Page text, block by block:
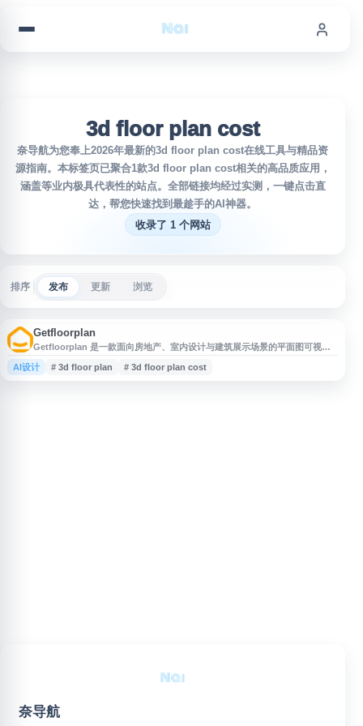
3d floor plan cost
奈导航为您奉上2026年最新的3d floor plan cost在线工具与精品资
源指南。本标签页已聚合1款3d floor plan cost相关的高品质应用，
涵盖等业内极具代表性的站点。全部链接均经过实测，一键点击直
达，帮您快速找到最趁手的AI神器。
收录了 1 个网站
排序 发布 更新 浏览
Getfloorplan
Getfloorplan 是一款面向房地产、室内设计与建筑展示场景的平面图可视化
工具，支持将 2D floor plan 转换为带家具的 3D 渲染图和虚拟导览内容。用
户可上传户型图，生成用于房源展示、销售推广或设计沟通的 3D floor
AI设计 # 3d floor plan # 3d floor plan cost
奈导航